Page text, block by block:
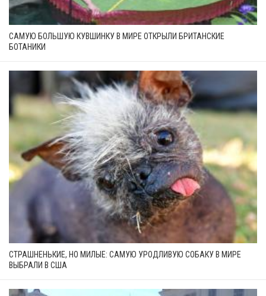
САМУЮ БОЛЬШУЮ КУВШИНКУ В МИРЕ ОТКРЫЛИ БРИТАНСКИЕ
БОТАНИКИ
СТРАШНЕНЬКИЕ, НО МИЛЫЕ: САМУЮ УРОДЛИВУЮ СОБАКУ В МИРЕ
ВЫБРАЛИ В США